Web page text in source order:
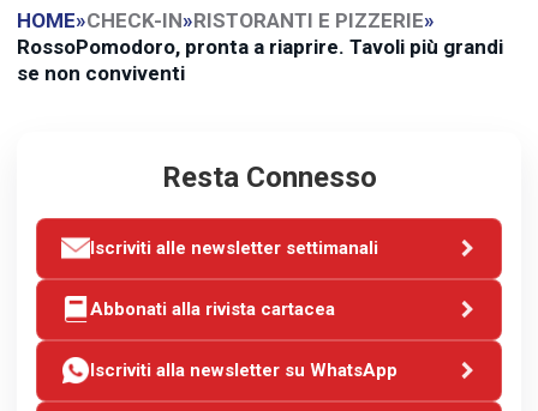
HOME»CHECK-IN»RISTORANTI E PIZZERIE»
RossoPomodoro, pronta a riaprire. Tavoli più grandi
se non conviventi
Resta Connesso
Iscriviti alle newsletter settimanali
Abbonati alla rivista cartacea
Iscriviti alla newsletter su WhatsApp